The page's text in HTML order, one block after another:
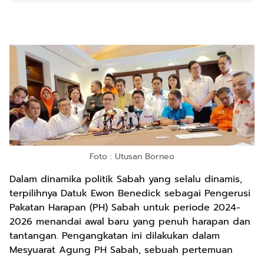
Foto : Utusan Borneo
Dalam dinamika politik Sabah yang selalu dinamis,
terpilihnya Datuk Ewon Benedick sebagai Pengerusi
Pakatan Harapan (PH) Sabah untuk periode 2024-
2026 menandai awal baru yang penuh harapan dan
tantangan. Pengangkatan ini dilakukan dalam
Mesyuarat Agung PH Sabah, sebuah pertemuan